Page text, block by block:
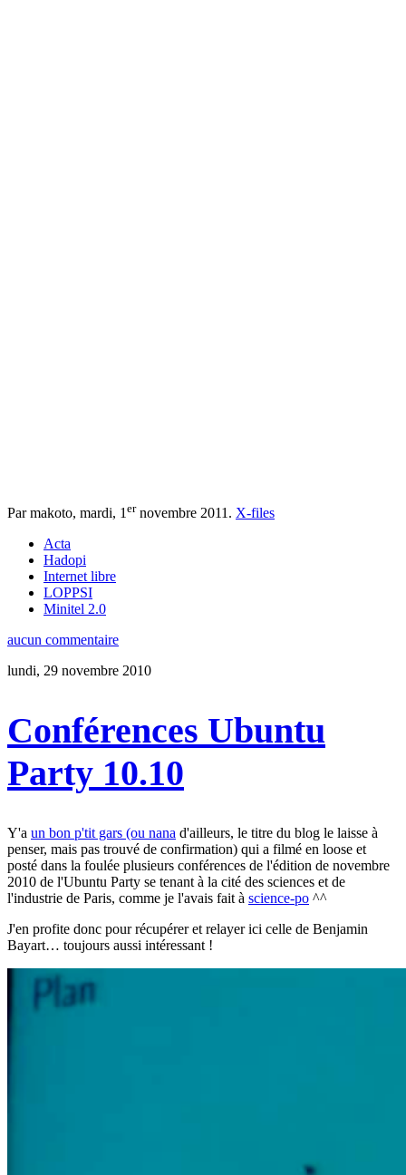
Par makoto, mardi, 1 ernovembre 2011 . X-files
Acta
Hadopi
Internet libre
LOPPSI
Minitel 2.0
aucun commentaire
lundi, 29 novembre 2010
Conférences Ubuntu
Party 10.10
Y'a un bon p'tit gars (ou nana d'ailleurs, le titre du blog le laisse à
penser, mais pas trouvé de confirmation) qui a filmé en loose et
posté dans la foulée plusieurs conférences de l'édition de novembre
2010 de l'Ubuntu Party se tenant à la cité des sciences et de
l'industrie de Paris, comme je l'avais fait à science-po ^^
J'en profite donc pour récupérer et relayer ici celle de Benjamin
Bayart… toujours aussi intéressant !